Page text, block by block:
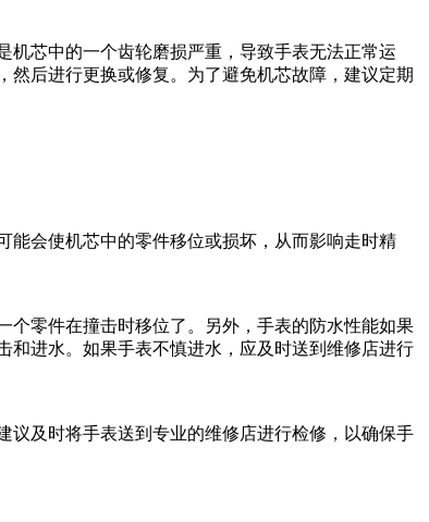
机芯中的一个齿轮磨损严重，导致手表无法正常运
后进行更换或修复。为了避免机芯故障，建议定期
能会使机芯中的零件移位或损坏，从而影响走时精
个零件在撞击时移位了。另外，手表的防水性能如果
和进水。如果手表不慎进水，应及时送到维修店进行
议及时将手表送到专业的维修店进行检修，以确保手